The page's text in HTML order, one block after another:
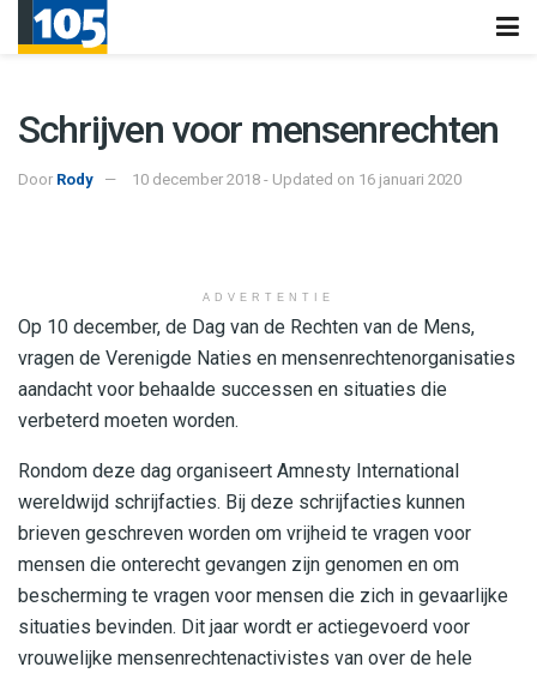
Schrijven voor mensenrechten
Door Rody 10 december 2018 - Updated on 16 januari 2020
ADVERTENTIE
Op 10 december, de Dag van de Rechten van de Mens,
vragen de Verenigde Naties en mensenrechtenorganisaties
aandacht voor behaalde successen en situaties die
verbeterd moeten worden.
Rondom deze dag organiseert Amnesty International
wereldwijd schrijfacties. Bij deze schrijfacties kunnen
brieven geschreven worden om vrijheid te vragen voor
mensen die onterecht gevangen zijn genomen en om
bescherming te vragen voor mensen die zich in gevaarlijke
situaties bevinden. Dit jaar wordt er actiegevoerd voor
vrouwelijke mensenrechtenactivistes van over de hele